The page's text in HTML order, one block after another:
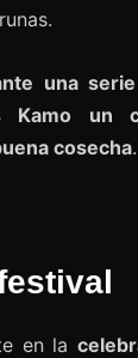
una
un
cosecha.
en la